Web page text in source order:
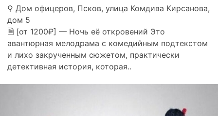
⚲ Дом офицеров, Псков, улица Комдива Кирсанова,
дом 5
🗎 [от 1200₽] — Ночь её откровений Это
авантюрная мелодрама с комедийным подтекстом
и лихо закрученным сюжетом, практически
детективная история, которая..